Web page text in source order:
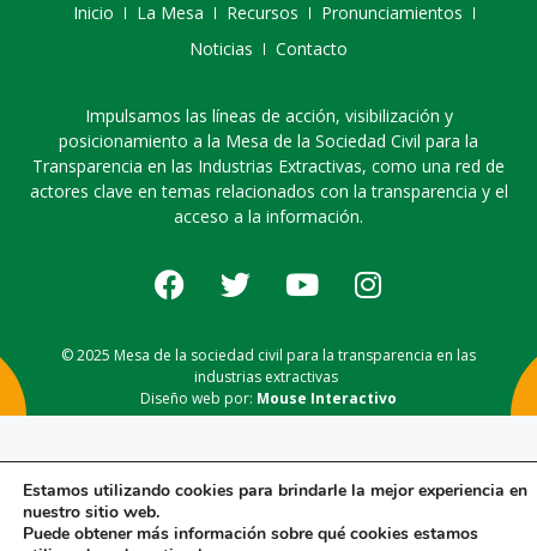
Inicio La Mesa Recursos
Pronunciamientos
Noticias
Contacto
Impulsamos las líneas de acción, visibilización y
posicionamiento a la Mesa de la Sociedad Civil para la
Transparencia en las Industrias Extractivas, como una red de
actores clave en temas relacionados con la transparencia y el
acceso a la información.
© 2025 Mesa de la sociedad civil para la transparencia en las
industrias extractivas
Diseño web por: Mouse Interactivo
Estamos utilizando cookies para brindarle la mejor experiencia en
nuestro sitio web.
Puede obtener más información sobre qué cookies estamos